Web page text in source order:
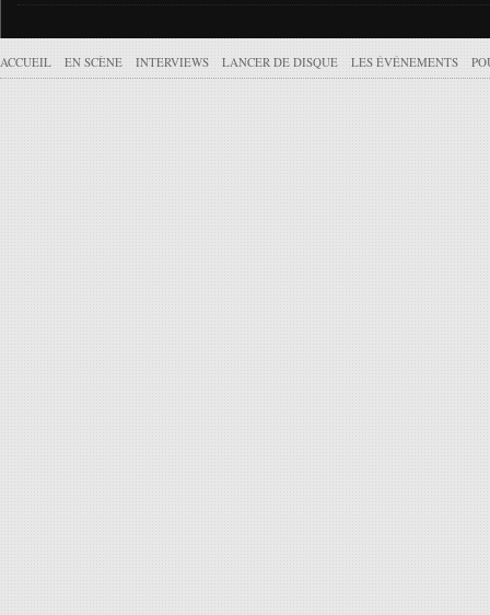
ACCUEIL EN SCÈNE INTERVIEWS LANCER DE DISQUE LES ÉVÉNEMENTS